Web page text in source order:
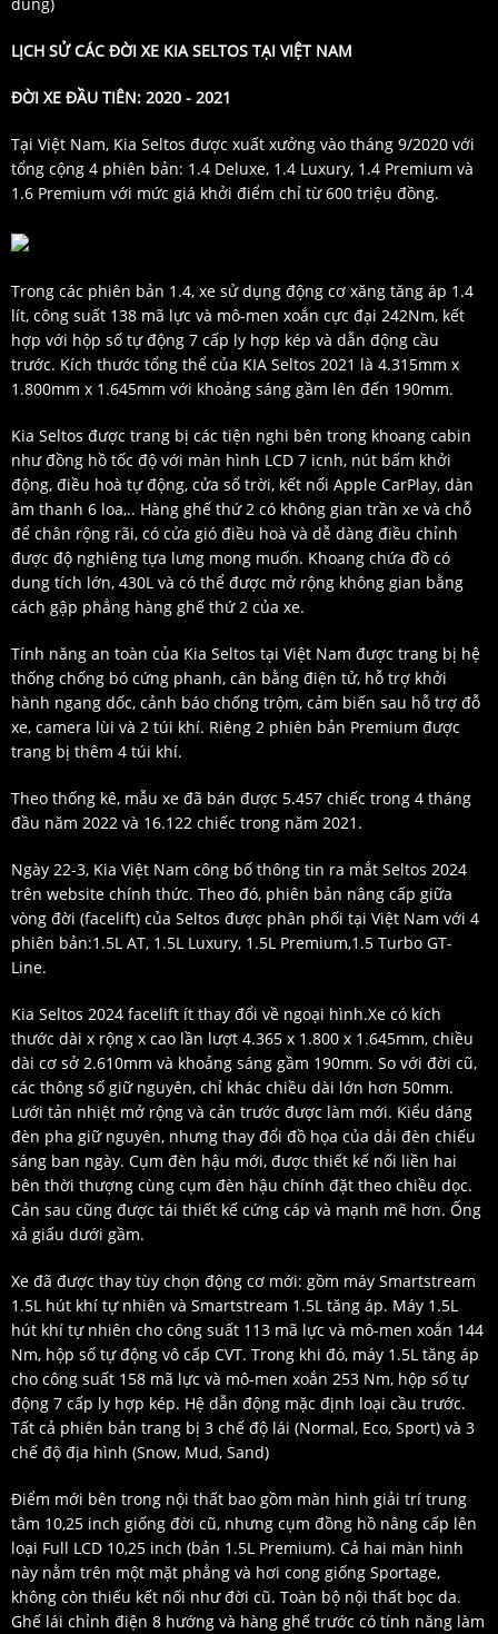
LỊCH SỬ CÁC ĐỜI XE KIA SELTOS TẠI VIỆT NAM
ĐỜI XE ĐẦU TIÊN: 2020 - 2021
Tại Việt Nam, Kia Seltos được xuất xưởng vào tháng 9/2020 với
tổng cộng 4 phiên bản: 1.4 Deluxe, 1.4 Luxury, 1.4 Premium và
1.6 Premium với mức giá khởi điểm chỉ từ 600 triệu đồng.
Trong các phiên bản 1.4, xe sử dụng động cơ xăng tăng áp 1.4
lít, công suất 138 mã lực và mô-men xoắn cực đại 242Nm, kết
hợp với hộp số tự động 7 cấp ly hợp kép và dẫn động cầu
trước. Kích thước tổng thể của KIA Seltos 2021 là 4.315mm x
1.800mm x 1.645mm với khoảng sáng gầm lên đến 190mm.
Kia Seltos được trang bị các tiện nghi bên trong khoang cabin
như đồng hồ tốc độ với màn hình LCD 7 icnh, nút bấm khởi
động, điều hoà tự động, cửa sổ trời, kết nối Apple CarPlay, dàn
âm thanh 6 loa,.. Hàng ghế thứ 2 có không gian trần xe và chỗ
để chân rộng rãi, có cửa gió điều hoà và dễ dàng điều chỉnh
được độ nghiêng tựa lưng mong muốn. Khoang chứa đồ có
dung tích lớn, 430L và có thể được mở rộng không gian bằng
cách gập phẳng hàng ghế thứ 2 của xe.
Tính năng an toàn của Kia Seltos tại Việt Nam được trang bị hệ
thống chống bó cứng phanh, cân bằng điện tử, hỗ trợ khởi
hành ngang dốc, cảnh báo chống trộm, cảm biến sau hỗ trợ đỗ
xe, camera lùi và 2 túi khí. Riêng 2 phiên bản Premium được
trang bị thêm 4 túi khí.
Theo thống kê, mẫu xe đã bán được 5.457 chiếc trong 4 tháng
đầu năm 2022 và 16.122 chiếc trong năm 2021.
Ngày 22-3, Kia Việt Nam công bố thông tin ra mắt Seltos 2024
trên website chính thức. Theo đó, phiên bản nâng cấp giữa
vòng đời (facelift) của Seltos được phân phối tại Việt Nam với 4
phiên bản:1.5L AT, 1.5L Luxury, 1.5L Premium,1.5 Turbo GT-
Line.
Kia Seltos 2024 facelift ít thay đổi về ngoại hình.Xe có kích
thước dài x rộng x cao lần lượt 4.365 x 1.800 x 1.645mm, chiều
dài cơ sở 2.610mm và khoảng sáng gầm 190mm. So với đời cũ,
các thông số giữ nguyên, chỉ khác chiều dài lớn hơn 50mm.
Lưới tản nhiệt mở rộng và cản trước được làm mới. Kiểu dáng
đèn pha giữ nguyên, nhưng thay đổi đồ họa của dải đèn chiếu
sáng ban ngày. Cụm đèn hậu mới, được thiết kế nối liền hai
bên thời thượng cùng cụm đèn hậu chính đặt theo chiều dọc.
Cản sau cũng được tái thiết kế cứng cáp và mạnh mẽ hơn. Ống
xả giấu dưới gầm.
Xe đã được thay tùy chọn động cơ mới: gồm máy Smartstream
1.5L hút khí tự nhiên và Smartstream 1.5L tăng áp. Máy 1.5L
hút khí tự nhiên cho công suất 113 mã lực và mô-men xoắn 144
Nm, hộp số tự động vô cấp CVT. Trong khi đó, máy 1.5L tăng áp
cho công suất 158 mã lực và mô-men xoắn 253 Nm, hộp số tự
động 7 cấp ly hợp kép. Hệ dẫn động mặc định loại cầu trước.
Tất cả phiên bản trang bị 3 chế độ lái (Normal, Eco, Sport) và 3
chế độ địa hình (Snow, Mud, Sand)
Điểm mới bên trong nội thất bao gồm màn hình giải trí trung
tâm 10,25 inch giống đời cũ, nhưng cụm đồng hồ nâng cấp lên
loại Full LCD 10,25 inch (bản 1.5L Premium). Cả hai màn hình
này nằm trên một mặt phẳng và hơi cong giống Sportage,
không còn thiếu kết nối như đời cũ. Toàn bộ nội thất bọc da.
Ghế lái chỉnh điện 8 hướng và hàng ghế trước có tính năng làm